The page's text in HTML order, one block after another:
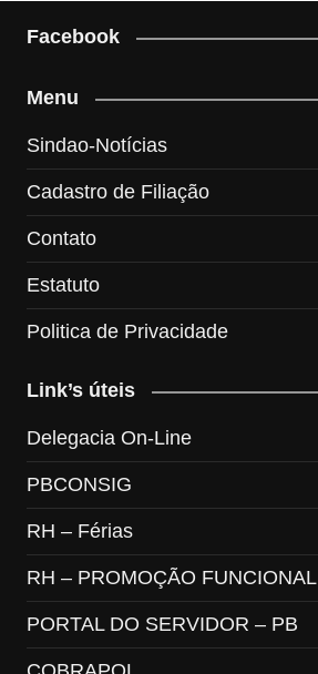
Facebook
Menu
Sindao-Notícias
Cadastro de Filiação
Contato
Estatuto
Politica de Privacidade
Link’s úteis
Delegacia On-Line
PBCONSIG
RH – Férias
RH – PROMOÇÃO FUNCIONAL
PORTAL DO SERVIDOR – PB